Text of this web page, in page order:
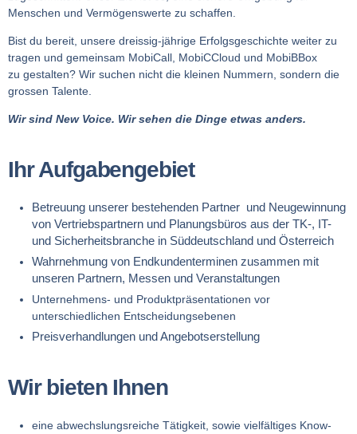
Menschen und Vermögenswerte zu schaffen.
Bist du bereit, unsere dreissig-jährige Erfolgsgeschichte weiter zu
tragen und gemeinsam MobiCall, MobiCCloud und MobiBBox
zu gestalten? Wir suchen nicht die kleinen Nummern, sondern die
grossen Talente.
Wir sind New Voice. Wir sehen die Dinge etwas anders.
Ihr Aufgabengebiet
Betreuung unserer bestehenden Partner und Neugewinnung
von Vertriebspartnern und Planungsbüros aus der TK-, IT-
und Sicherheitsbranche in Süddeutschland und Österreich
Wahrnehmung von Endkundenterminen zusammen mit
unseren Partnern, Messen und Veranstaltungen
Unternehmens- und Produktpräsentationen vor
unterschiedlichen Entscheidungsebenen
Preisverhandlungen und Angebotserstellung
Wir bieten Ihnen
eine abwechslungsreiche Tätigkeit, sowie vielfältiges Know-